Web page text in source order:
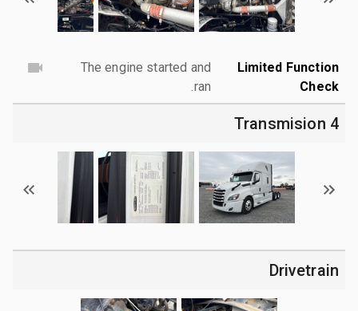
Limited Function
Check
The engine started and
ran.
4 Transmision
Drivetrain